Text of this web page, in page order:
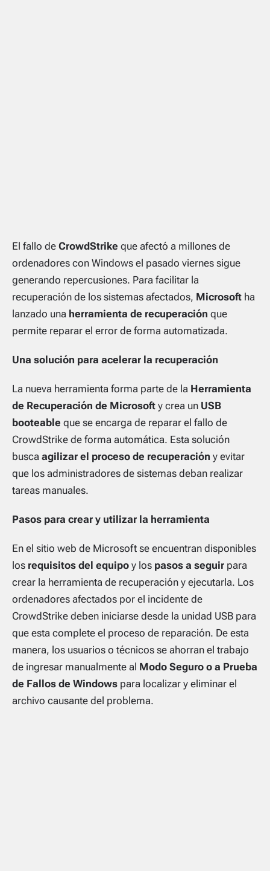
El fallo de CrowdStrike que afectó a millones de
ordenadores con Windows el pasado viernes sigue
generando repercusiones. Para facilitar la
recuperación de los sistemas afectados, Microsoft ha
lanzado una herramienta de recuperación que
permite reparar el error de forma automatizada.
Una solución para acelerar la recuperación
La nueva herramienta forma parte de la Herramienta
de Recuperación de Microsoft y crea un USB
booteable que se encarga de reparar el fallo de
CrowdStrike de forma automática. Esta solución
busca agilizar el proceso de recuperación y evitar
que los administradores de sistemas deban realizar
tareas manuales.
Pasos para crear y utilizar la herramienta
En el sitio web de Microsoft se encuentran disponibles
los requisitos del equipo y los pasos a seguir para
crear la herramienta de recuperación y ejecutarla. Los
ordenadores afectados por el incidente de
CrowdStrike deben iniciarse desde la unidad USB para
que esta complete el proceso de reparación. De esta
manera, los usuarios o técnicos se ahorran el trabajo
de ingresar manualmente al Modo Seguro o a Prueba
de Fallos de Windows para localizar y eliminar el
archivo causante del problema.